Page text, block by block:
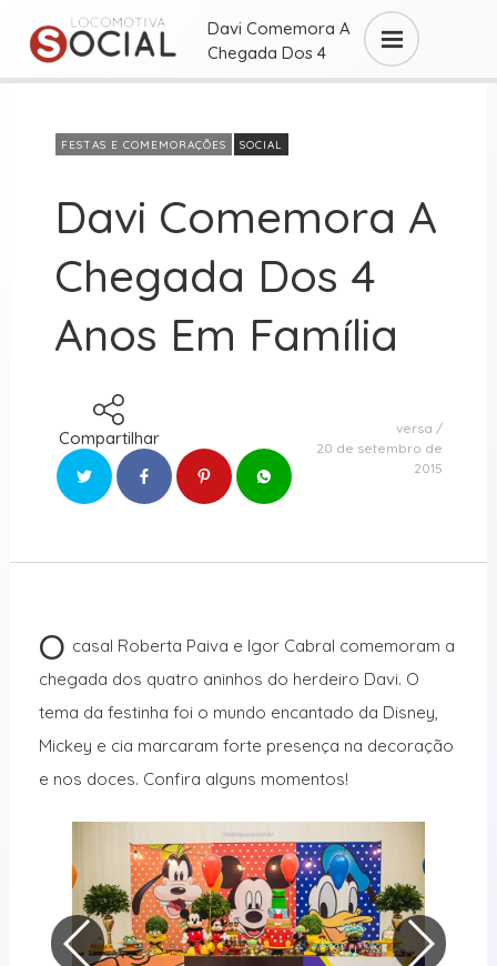
Davi Comemora A
Chegada Dos 4
Anos ...
FESTAS E COMEMORAÇÕES SOCIAL
Davi Comemora A
Chegada Dos 4
Anos Em Família
Compartilhar
versa
20 de setembro de
2015
O casal Roberta Paiva e Igor Cabral comemoram a
chegada dos quatro aninhos do herdeiro Davi. O
tema da festinha foi o mundo encantado da Disney,
Mickey e cia marcaram forte presença na decoração
e nos doces. Confira alguns momentos!